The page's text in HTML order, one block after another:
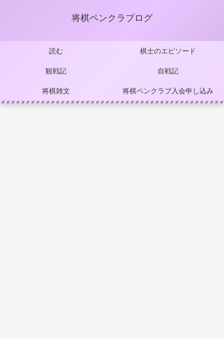
将棋ペンクラブログ
読む 棋士のエピソード
観戦記 自戦記
将棋雑文 将棋ペンクラブ入会申し込み